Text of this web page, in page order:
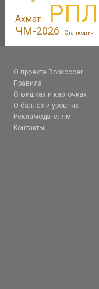
Ахмат РПЛ
ЧМ-2026 Станкович
О проекте Bobsoccer
Правила
О фишках и карточках
О баллах и уровнях
Рекламодателям
Контакты